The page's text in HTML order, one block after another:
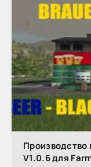
Производство
V1.0.6 для